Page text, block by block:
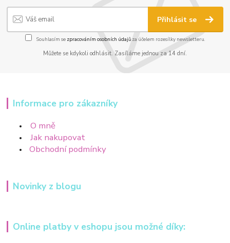
Přihlásit se
Souhlasím se zpracováním osobních údajůza účelem rozesílky newsletteru.
Můžete se kdykoli odhlásit. Zasíláme jednou za 14 dní.
Informace pro zákazníky
O mně
Jak nakupovat
Obchodní podmínky
Novinky z blogu
Online platby v eshopu jsou možné díky: